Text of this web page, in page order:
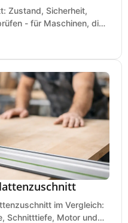
Zustand, Sicherheit,
- für Maschinen, die
im Vergleich:
Schnitttiefe, Motor und